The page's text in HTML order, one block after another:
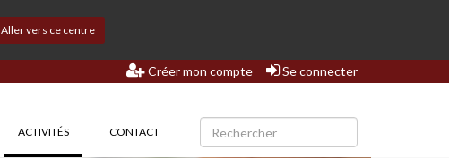
Aller vers ce centre
Créer mon compte Se connecter
ACTIVITÉS(CURRENT)CONTACT